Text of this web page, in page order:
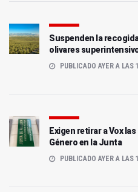
Suspenden la
olivares
PUBLICADO AYER A LAS
Exigen retirar a Vox
Género en la Junta
PUBLICADO AYER A LAS